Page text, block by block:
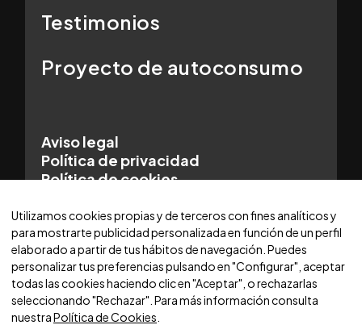
Testimonios
Proyecto de autoconsumo
Aviso legal
Política de privacidad
Política de cookies
Utilizamos cookies propias y de terceros con fines analíticos y
para mostrarte publicidad personalizada en función de un perfil
elaborado a partir de tus hábitos de navegación. Puedes
personalizar tus preferencias pulsando en "Configurar", aceptar
todas las cookies haciendo clic en "Aceptar", o rechazarlas
seleccionando "Rechazar". Para más información consulta
nuestraPolítica de Cookies